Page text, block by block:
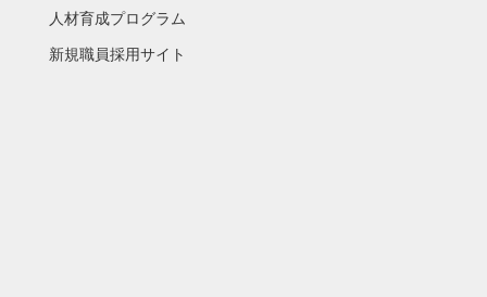
人材育成プログラム
新規職員採用サイト